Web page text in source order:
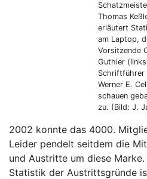
Thomas
erläutert
am Laptop,
Vorsitzende
Guthier
Schriftführer
Werner E.
schauen
zu. (Bild: J.
2002 konnte das 4000.
Leider pendelt seitdem die
und Austritte um diese
Statistik der Austrittsgründe